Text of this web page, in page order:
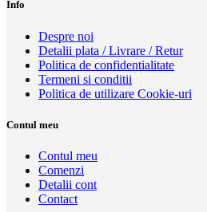
Info
Despre noi
Detalii plata / Livrare / Retur
Politica de confidentialitate
Termeni si conditii
Politica de utilizare Cookie-uri
Contul meu
Contul meu
Comenzi
Detalii cont
Contact